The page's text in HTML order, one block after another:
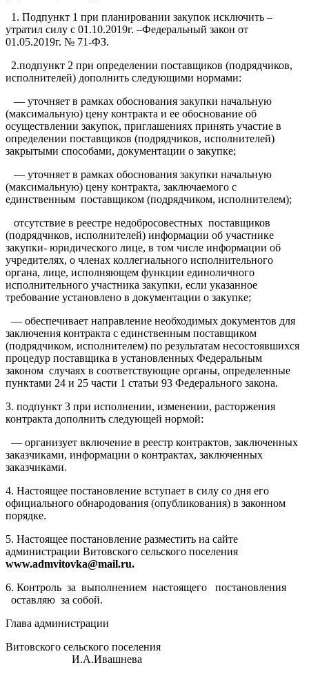
1. Подпункт 1 при планировании закупок исключить –
утратил силу с 01.10.2019г. –Федеральный закон от
01.05.2019г. № 71-ФЗ.
2.подпункт 2 при определении поставщиков (подрядчиков,
исполнителей) дополнить следующими нормами:
— уточняет в рамках обоснования закупки начальную
(максимальную) цену контракта и ее обоснование об
осуществлении закупок, приглашениях принять участие в
определении поставщиков (подрядчиков, исполнителей)
закрытыми способами, документации о закупке;
— уточняет в рамках обоснования закупки начальную
(максимальную) цену контракта, заключаемого с
единственным поставщиком (подрядчиком, исполнителем);
отсутствие в реестре недобросовестных поставщиков
(подрядчиков, исполнителей) информации об участнике
закупки- юридического лице, в том числе информации об
учредителях, о членах коллегиального исполнительного
органа, лице, исполняющем функции единоличного
исполнительного участника закупки, если указанное
требование установлено в документации о закупке;
— обеспечивает направление необходимых документов для
заключения контракта с единственным поставщиком
(подрядчиком, исполнителем) по результатам несостоявшихся
процедур поставщика в установленных Федеральным
законом случаях в соответствующие органы, определенные
пунктами 24 и 25 части 1 статьи 93 Федерального закона.
3. подпункт 3 при исполнении, изменении, расторжения
контракта дополнить следующей нормой:
— организует включение в реестр контрактов, заключенных
заказчиками, информации о контрактах, заключенных
заказчиками.
4. Настоящее постановление вступает в силу со дня его
официального обнародования (опубликования) в законном
порядке.
5. Настоящее постановление разместить на сайте
администрации Витовского сельского поселения
www.admvitovka@mail.ru.
6. Контроль за выполнением настоящего постановления
оставляю за собой.
Глава администрации
Витовского сельского поселения
И.А.Ивашнева